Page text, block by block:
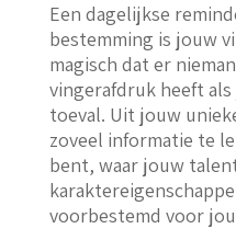
Een dagelijkse
bestemming is jouw
magisch dat er
vingerafdruk heeft
toeval. Uit jouw
zoveel informatie te
bent, waar jouw
voorbestemd voor